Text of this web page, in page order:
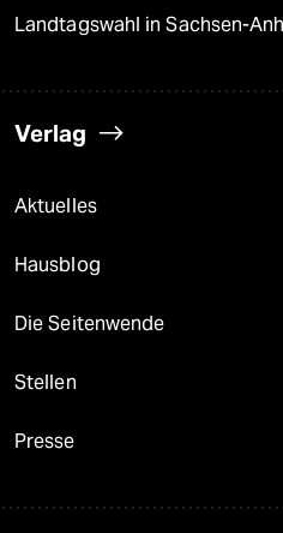
Landtagswahl in Sachsen-
Verlag
Aktuelles
Hausblog
Die Seitenwende
Stellen
Presse